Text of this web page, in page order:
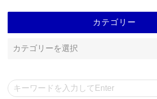
カテゴリー